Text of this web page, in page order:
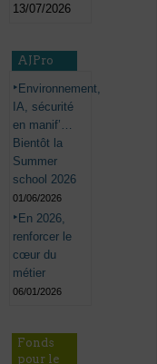
13/07/2026
AJPro
Environnement,
IA, sécurité
en manif’…
Bientôt la
Summer
school 2026
01/06/2026
En 2026,
renforcer le
cœur du
métier
06/01/2026
Fonds
pour le